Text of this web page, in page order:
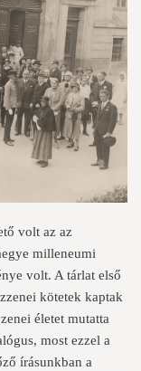
volt az az
milleneumi
volt. A tárlat első
kötetek kaptak
életet mutatta
most ezzel a
írásunkban a